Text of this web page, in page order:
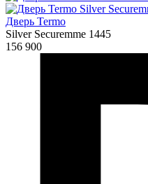
Дверь Termo
Silver Securemme 1445
156 900